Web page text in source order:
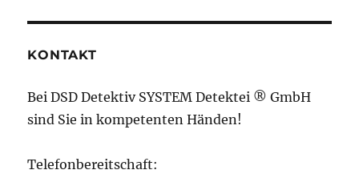
KONTAKT
Bei DSD Detektiv SYSTEM Detektei ® GmbH
sind Sie in kompetenten Händen!
Telefonbereitschaft: